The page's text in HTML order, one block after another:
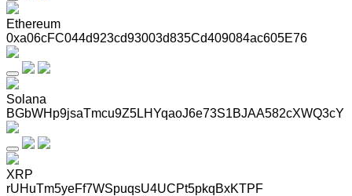
Ethereum
0xa06cFC044d923cd93003d835Cd409084ac605E76
Solana
BGbWHp9jsaTmcu9Z5LHYqaoJ6e73S1BJAA582cXWQ3cY
XRP
rUHuTm5yeFf7WSpuqsU4UCPt5pkqBxKTPF